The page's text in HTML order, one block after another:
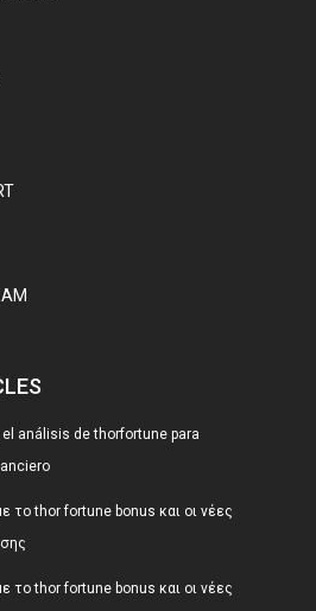
análisis de thorfortune para
το thor fortune bonus και οι νέες
το thor fortune bonus και οι νέες